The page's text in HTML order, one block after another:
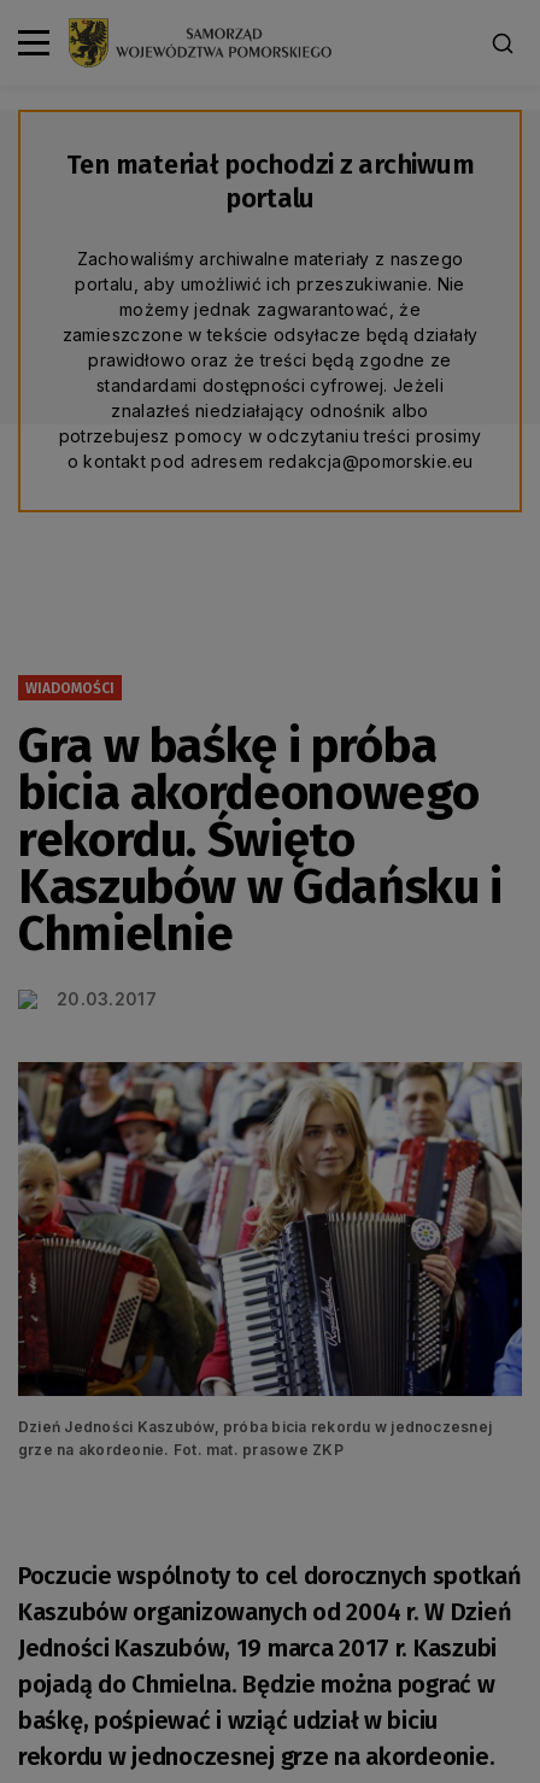
Ten materiał pochodzi z archiwum
portalu
Zachowaliśmy archiwalne materiały z naszego
portalu, aby umożliwić ich przeszukiwanie. Nie
możemy jednak zagwarantować, że
zamieszczone w tekście odsyłacze będą działały
prawidłowo oraz że treści będą zgodne ze
standardami dostępności cyfrowej. Jeżeli
znalazłeś niedziałający odnośnik albo
potrzebujesz pomocy w odczytaniu treści prosimy
o kontakt pod adresem redakcja@pomorskie.eu
WIADOMOŚCI
Gra w baśkę i próba
bicia akordeonowego
rekordu. Święto
Kaszubów w Gdańsku i
Chmielnie
20.03.2017
Dzień Jedności Kaszubów, próba bicia rekordu w jednoczesnej
grze na akordeonie. Fot. mat. prasowe ZKP
Poczucie wspólnoty to cel dorocznych spotkań
Kaszubów organizowanych od 2004 r. W Dzień
Jedności Kaszubów, 19 marca 2017 r. Kaszubi
pojadą do Chmielna. Będzie można pograć w
baśkę, pośpiewać i wziąć udział w biciu
rekordu w jednoczesnej grze na akordeonie.